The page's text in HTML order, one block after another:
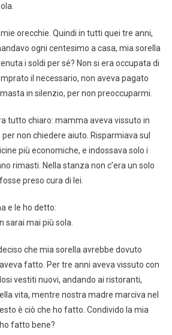
orecchie. Quindi in tutti quei tre anni,
ogni centesimo a casa, mia sorella
i soldi per sé? Non si era occupata di
il necessario, non aveva pagato
in silenzio, per non preoccuparmi.
tutto chiaro: mamma aveva vissuto in
non chiedere aiuto. Risparmiava sul
più economiche, e indossava solo i
rimasti. Nella stanza non c’era un solo
preso cura di lei.
e le ho detto:
sarai mai più sola.
che mia sorella avrebbe dovuto
fatto. Per tre anni aveva vissuto con
vestiti nuovi, andando ai ristoranti,
vita, mentre nostra madre marciva nel
è ciò che ho fatto. Condivido la mia
fatto bene?